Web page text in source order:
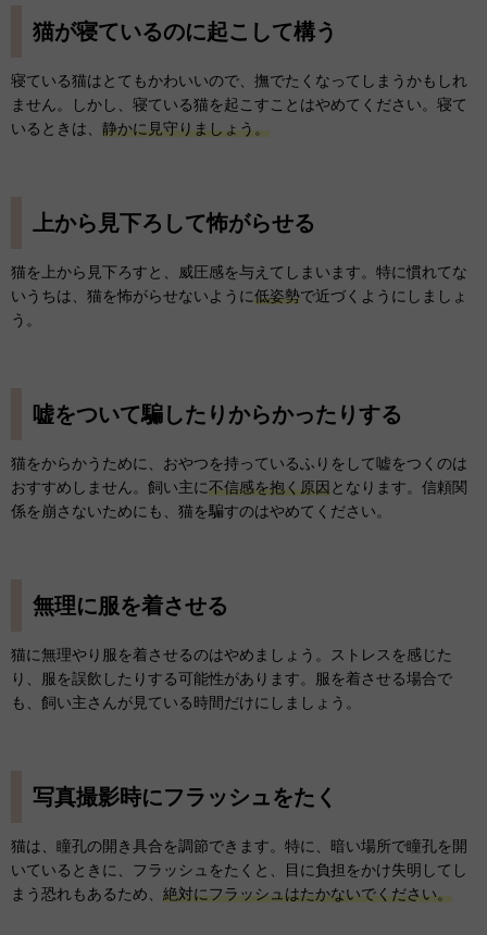
猫が寝ているのに起こして構う
寝ている猫はとてもかわいいので、撫でたくなってしまうかもしれ
ません。しかし、寝ている猫を起こすことはやめてください。寝て
いるときは、 静かに見守りましょう。
上から見下ろして怖がらせる
猫を上から見下ろすと、威圧感を与えてしまいます。特に慣れてな
いうちは、猫を怖がらせないように低姿勢で近づくようにしましょ
う。
嘘をついて騙したりからかったりする
猫をからかうために、おやつを持っているふりをして嘘をつくのは
おすすめしません。飼い主に不信感を抱く原因となります。信頼関
係を崩さないためにも、猫を騙すのはやめてください。
無理に服を着させる
猫に無理やり服を着させるのはやめましょう。ストレスを感じた
り、服を誤飲したりする可能性があります。服を着させる場合で
も、飼い主さんが見ている時間だけにしましょう。
写真撮影時にフラッシュをたく
猫は、瞳孔の開き具合を調節できます。特に、暗い場所で瞳孔を開
いているときに、フラッシュをたくと、目に負担をかけ失明してし
まう恐れもあるため、 絶対にフラッシュはたかないでください。